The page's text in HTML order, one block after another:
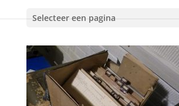
Selecteer een pagina